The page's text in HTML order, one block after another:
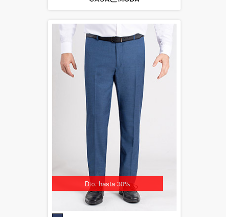
Dto. hasta 30%